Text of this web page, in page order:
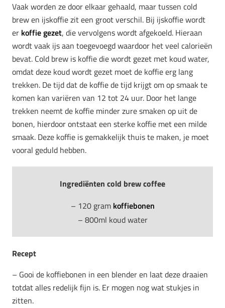
Vaak worden ze door elkaar gehaald, maar tussen cold
brew en ijskoffie zit een groot verschil. Bij ijskoffie wordt
er koffie gezet, die vervolgens wordt afgekoeld. Hieraan
wordt vaak ijs aan toegevoegd waardoor het veel calorieën
bevat. Cold brew is koffie die wordt gezet met koud water,
omdat deze koud wordt gezet moet de koffie erg lang
trekken. De tijd dat de koffie de tijd krijgt om op smaak te
komen kan variëren van 12 tot 24 uur. Door het lange
trekken neemt de koffie minder zure smaken op uit de
bonen, hierdoor ontstaat een sterke koffie met een milde
smaak. Deze koffie is gemakkelijk thuis te maken, je moet
vooral geduld hebben.
Ingrediënten cold brew coffee
– 120 gram koffiebonen
– 800ml koud water
Recept
– Gooi de koffiebonen in een blender en laat deze draaien
totdat alles redelijk fijn is. Er mogen nog wat stukjes in
zitten.